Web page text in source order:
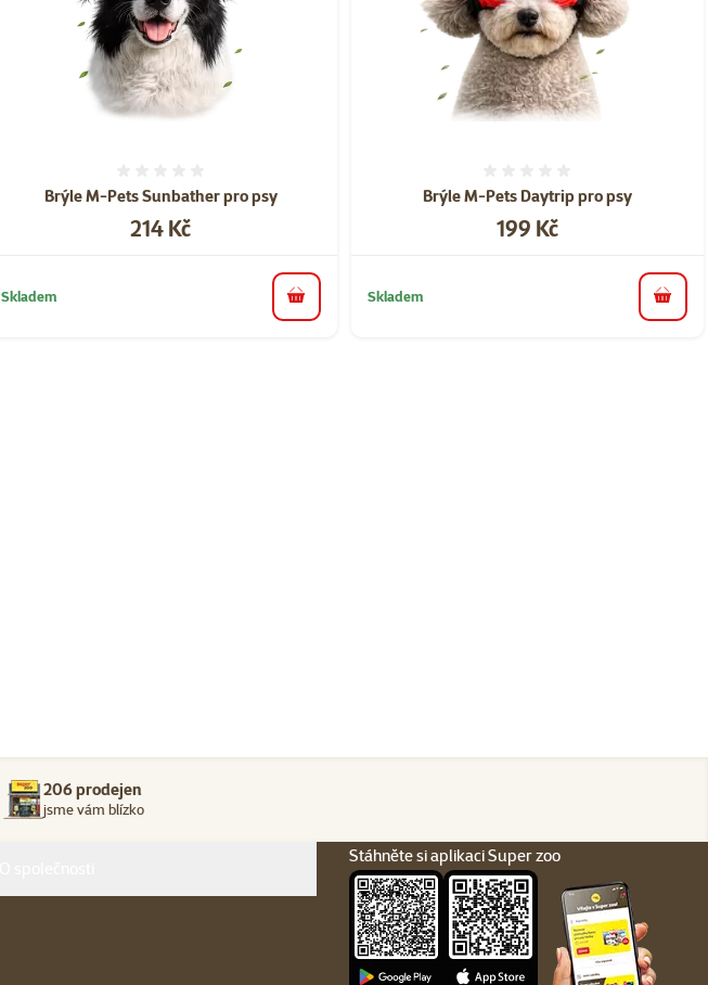
Brýle M-Pets Sunbather pro psy
Cena
214 Kč
Skladem do košíku
Brýle M-Pets Daytrip pro psy
Cena
199 Kč
Skladem do
206 prodejen
jsme vám blízko
Stáhněte si aplikaci Super zoo